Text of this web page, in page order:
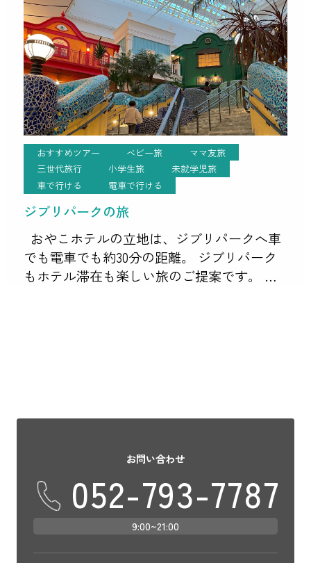
おすすめツアー ベビー旅
ママ友旅
三世代旅行
小学生旅
未就学児旅
車で行ける
電車で行ける
ジブリパークの旅
おやこホテルの立地は、ジブリパークへ車
でも電車でも約30分の距離。 ジブリパーク
もホテル滞在も楽しい旅のご提案です。 ジ
お問い合わせ
052-793-7787
9:00~21:00